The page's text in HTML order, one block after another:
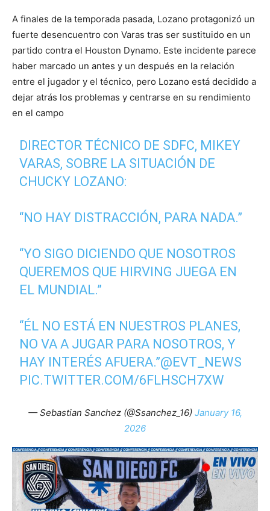
A finales de la temporada pasada, Lozano protagonizó un
fuerte desencuentro con Varas tras ser sustituido en un
partido contra el Houston Dynamo. Este incidente parece
haber marcado un antes y un después en la relación
entre el jugador y el técnico, pero Lozano está decidido a
dejar atrás los problemas y centrarse en su rendimiento
en el campo
DIRECTOR TÉCNICO DE SDFC, MIKEY
VARAS, SOBRE LA SITUACIÓN DE
CHUCKY LOZANO:
“NO HAY DISTRACCIÓN, PARA NADA.”
“YO SIGO DICIENDO QUE NOSOTROS
QUEREMOS QUE HIRVING JUEGA EN
EL MUNDIAL.”
“ÉL NO ESTÁ EN NUESTROS PLANES,
NO VA A JUGAR PARA NOSOTROS, Y
HAY INTERÉS AFUERA.”@EVT_NEWS
PIC.TWITTER.COM/6FLHSCH7XW
— Sebastian Sanchez (@Ssanchez_16) January 16,
2026